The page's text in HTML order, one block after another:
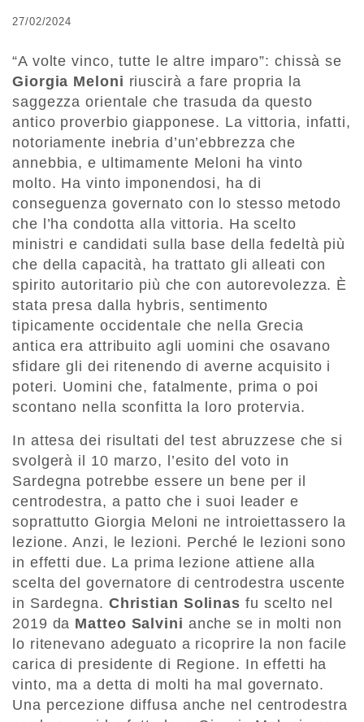
27/02/2024
“A volte vinco, tutte le altre imparo”: chissà se
Giorgia Meloni riuscirà a fare propria la
saggezza orientale che trasuda da questo
antico proverbio giapponese. La vittoria, infatti,
notoriamente inebria d’un’ebbrezza che
annebbia, e ultimamente Meloni ha vinto
molto. Ha vinto imponendosi, ha di
conseguenza governato con lo stesso metodo
che l’ha condotta alla vittoria. Ha scelto
ministri e candidati sulla base della fedeltà più
che della capacità, ha trattato gli alleati con
spirito autoritario più che con autorevolezza. È
stata presa dalla hybris, sentimento
tipicamente occidentale che nella Grecia
antica era attribuito agli uomini che osavano
sfidare gli dei ritenendo di averne acquisito i
poteri. Uomini che, fatalmente, prima o poi
scontano nella sconfitta la loro protervia.
In attesa dei risultati del test abruzzese che si
svolgerà il 10 marzo, l’esito del voto in
Sardegna potrebbe essere un bene per il
centrodestra, a patto che i suoi leader e
soprattutto Giorgia Meloni ne introiettassero la
lezione. Anzi, le lezioni. Perché le lezioni sono
in effetti due. La prima lezione attiene alla
scelta del governatore di centrodestra uscente
in Sardegna. Christian Solinas fu scelto nel
2019 da Matteo Salvini anche se in molti non
lo ritenevano adeguato a ricoprire la non facile
carica di presidente di Regione. In effetti ha
vinto, ma a detta di molti ha mal governato.
Una percezione diffusa anche nel centrodestra